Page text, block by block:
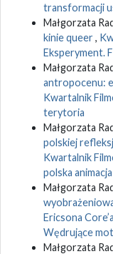
transformacji
Małgorzata
kinie queer,
Eksperyment.
Małgorzata
antropocenu:
Kwartalnik
terytoria
Małgorzata
polskiej
Kwartalnik
polska animacja
Małgorzata
Ericsona Core’a
Wędrujące
Małgorzata